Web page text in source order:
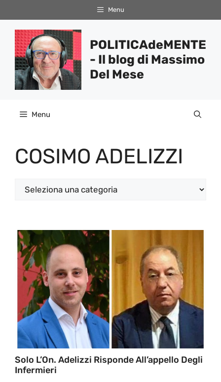
al
contenuto
Menu
POLITICAdeMENTE
- Il blog di Massimo
Del Mese
Menu
COSIMO ADELIZZI
Categorie
Solo L’On. Adelizzi Risponde All’appello Degli
Infermieri